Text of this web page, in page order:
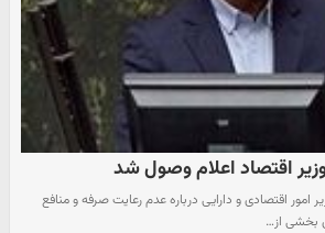
اقتصاد اعلام وصول شد
امور اقتصادی و دارایی درباره عدم رعایت صرفه و منافع
بخشی از…